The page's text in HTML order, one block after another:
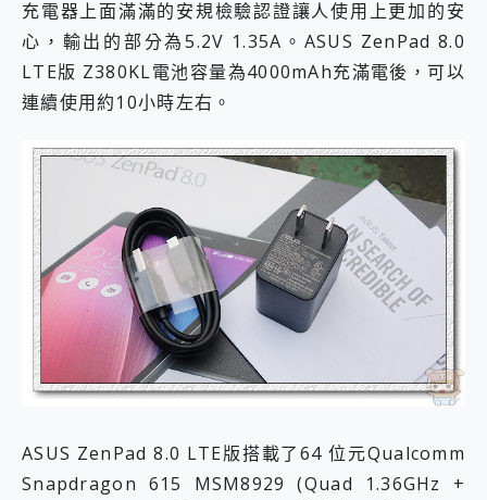
充電器上面滿滿的安規檢驗認證讓人使用上更加的安
心，輸出的部分為5.2V 1.35A。ASUS ZenPad 8.0
LTE版 Z380KL電池容量為4000mAh充滿電後，可以
連續使用約10小時左右。
ASUS ZenPad 8.0 LTE版搭載了64 位元Qualcomm
Snapdragon 615 MSM8929 (Quad 1.36GHz +